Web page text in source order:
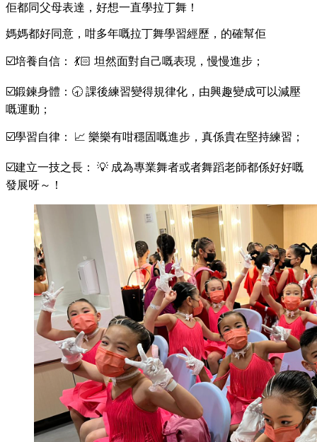
佢都同父母表達，好想一直學拉丁舞！
媽媽都好同意，咁多年嘅拉丁舞學習經歷，的確幫佢
☑️培養自信： 💃🏻 坦然面對自己嘅表現，慢慢進步；
☑️鍛鍊身體：🕣 課後練習變得規律化，由興趣變成可以減壓
嘅運動；
☑️學習自律： 📈 樂樂有咁穩固嘅進步，真係貴在堅持練習；
☑️建立一技之長： 💡 成為專業舞者或者舞蹈老師都係好好嘅
發展呀～！